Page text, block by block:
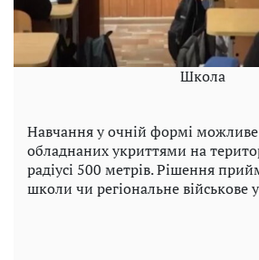
Школа
Навчання у очній формі
обладнаних укриттями на
радіусі 500 метрів. Рішення
школи чи регіональне військове